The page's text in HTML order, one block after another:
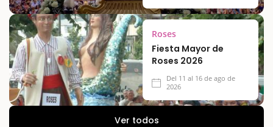
Roses
Fiesta Mayor de
Roses 2026
Del 11 al 16 de ago de
2026
Ver todos